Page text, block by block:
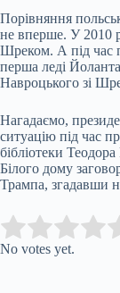
Порівняння
не вперше. У 2010
Шреком. А під час
перша леді
Навроцького зі
Нагадаємо,
ситуацію під час
бібліотеки
Білого дому
Трампа, згадавши
Rate this item:
No votes yet.